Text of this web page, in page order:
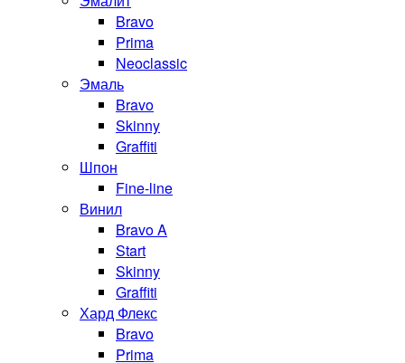
Bravo
Prima
Neoclassic
Эмаль
Bravo
Skinny
Graffiti
Шпон
Fine-line
Винил
Bravo A
Start
Skinny
Graffiti
Хард Флекс
Bravo
Prima